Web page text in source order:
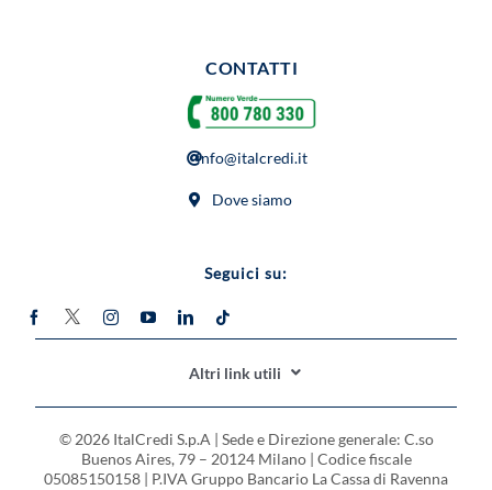
CONTATTI
info@italcredi.it
Dove siamo
Seguici su:
Altri link utili
CODICE ETICO
MODELLO ORGANIZZATIVO
SOSTENIBILITÀ
© 2026 ItalCredi S.p.A | Sede e Direzione generale: C.so
Buenos Aires, 79 – 20124 Milano | Codice fiscale
05085150158 | P.IVA Gruppo Bancario La Cassa di Ravenna